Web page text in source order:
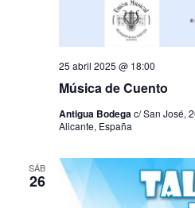
Música de Cuento
25 abril 2025 @ 18:00
Antigua Bodegac/ San José,
Alicante, España
SÁB
26